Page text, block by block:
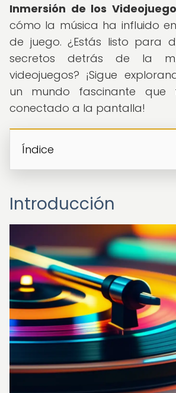
Inmersión de los
cómo la música ha influido
de juego. ¿Estás listo para
secretos detrás de la
videojuegos? ¡Sigue
un mundo fascinante que
conectado a la pantalla!
Índice
Introducción